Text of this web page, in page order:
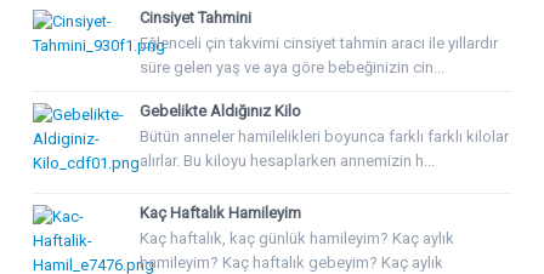
Cinsiyet Tahmini
Eğlenceli çin takvimi cinsiyet tahmin aracı ile yıllardır
süre gelen yaş ve aya göre bebeğinizin cin...
Gebelikte Aldığınız Kilo
Bütün anneler hamilelikleri boyunca farklı farklı kilolar
alırlar. Bu kiloyu hesaplarken annemizin h...
Kaç Haftalık Hamileyim
Kaç haftalık, kaç günlük hamileyim? Kaç aylık
hamileyim? Kaç haftalık gebeyim? Kaç aylık